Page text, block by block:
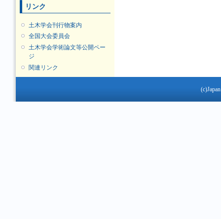
リンク
土木学会刊行物案内
全国大会委員会
土木学会学術論文等公開ペー
ジ
関連リンク